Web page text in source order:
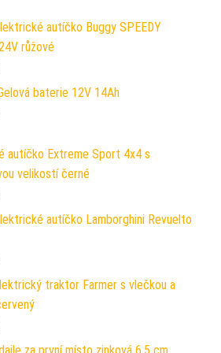
autíčko Buggy SPEEDY
růžové
baterie 12V 14Ah
autíčko Extreme Sport 4x4 s
velikostí černé
autíčko Lamborghini Revuelto
traktor Farmer s vlečkou a